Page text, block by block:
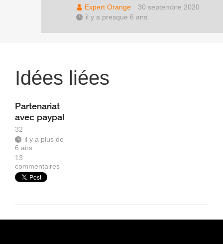
Expert Orange
30 septembre 2020
il y a presque 6 ans
Idées liées
Partenariat
avec paypal
32
il y a plus de
6 ans
13
commentaires